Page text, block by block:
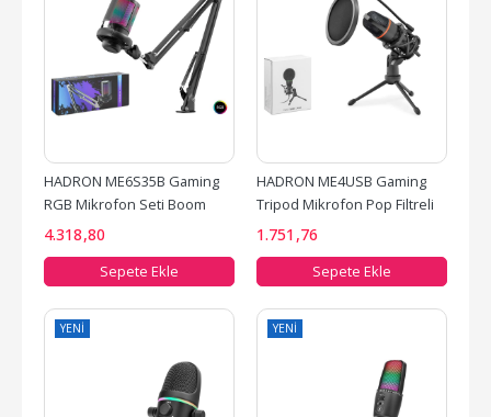
HADRON ME6S35B Gaming
RGB Mikrofon Seti Boom
Mikrofon Kolu Type-C
4.318,80
Sepete Ekle
HADRON ME4USB Gaming
Tripod Mikrofon Pop Filtreli
Type-C 48kHz 16Bit Siyah
1.751 ,76
Sepete Ekle
YENI YENI